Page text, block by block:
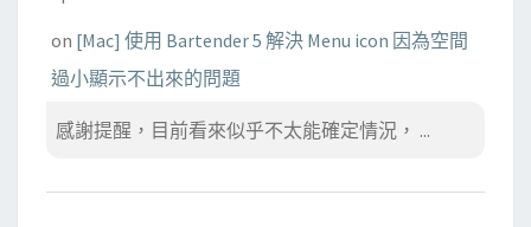
on [Mac] 使用 Bartender 5 解決 Menu icon 因為空間
過小顯示不出來的問題
感謝提醒，目前看來似乎不太能確定情況， ...